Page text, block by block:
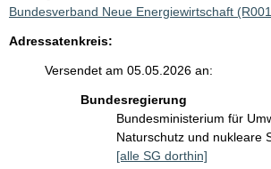
Bundesverband Neue Energiewirtschaft
Adressatenkreis:
Versendet am 05.05.2026 an:
Bundesregierung
Bundesministerium für
Naturschutz und nukleare
[alle SG dorthin]